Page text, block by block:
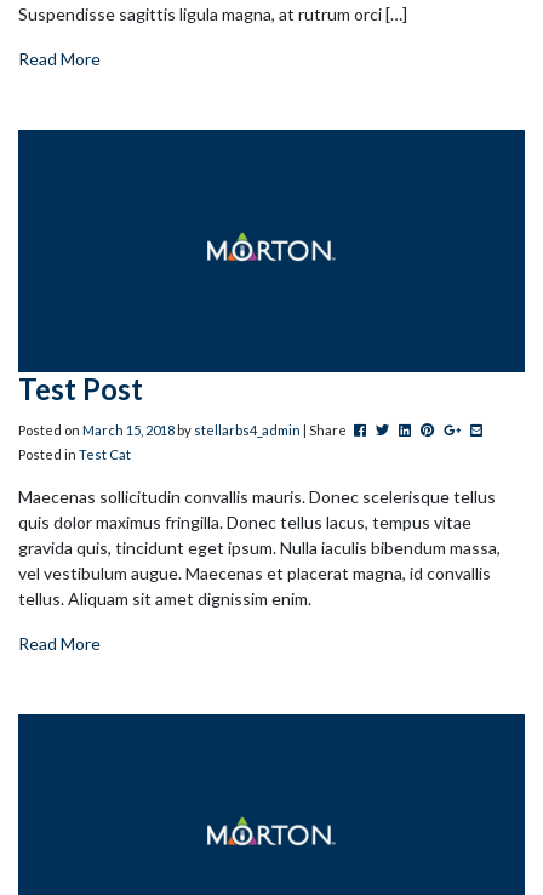
Suspendisse sagittis ligula magna, at rutrum orci […]
Read More
Test Post
Posted on March 15 2018by stellarbs4_admin | Share Post this to Facebook
Tweet this
Share this on
Pin this on
+1 this on
Share
Posted in Test Cat
Maecenas sollicitudin convallis mauris. Donec scelerisque tellus
quis dolor maximus fringilla. Donec tellus lacus, tempus vitae
gravida quis, tincidunt eget ipsum. Nulla iaculis bibendum massa,
vel vestibulum augue. Maecenas et placerat magna, id convallis
tellus. Aliquam sit amet dignissim enim.
Read More